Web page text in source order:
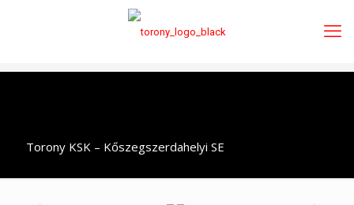
Torony KSK – Kőszegszerdahelyi SE